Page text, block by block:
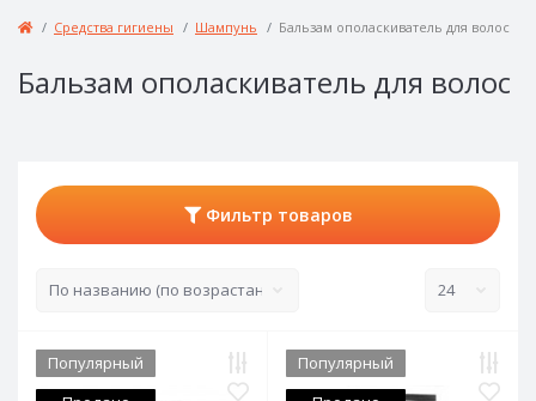
Средства гигиены Шампунь Бальзам ополаскиватель для волос
Бальзам ополаскиватель для волос
Фильтр товаров
Популярный
Популярный